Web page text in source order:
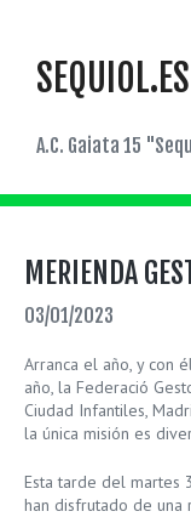
SEQUIOL.ES
A.C. Gaiata 15
MERIENDA
03/01/2023
Arranca el año, y con
año, la Federació
Ciudad Infantiles,
la única misión es
Esta tarde del martes
han disfrutado de una